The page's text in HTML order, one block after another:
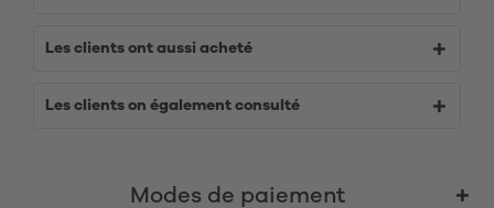
Les clients ont aussi acheté
Les clients on également consulté
Modes de paiement